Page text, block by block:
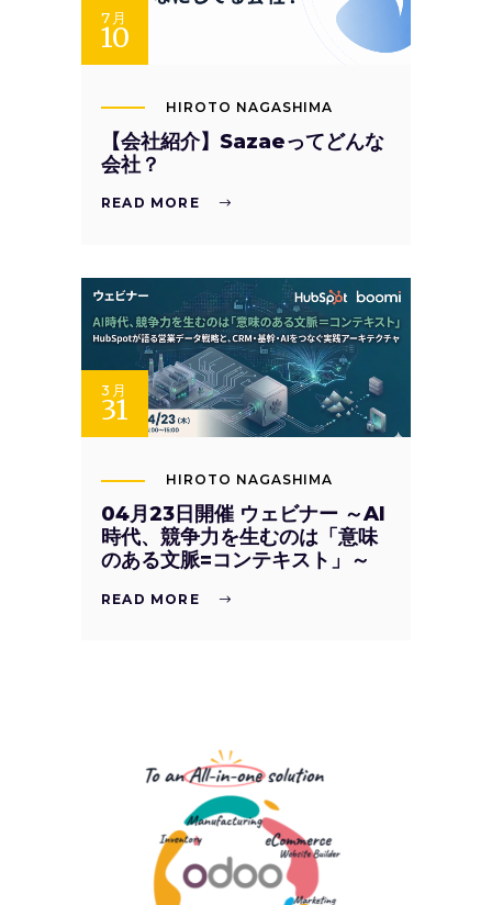
7月
10
HIROTO NAGASHIMA
【会社紹介】Sazaeってどんな
会社？
READ MORE
3月
31
HIROTO NAGASHIMA
04月23日開催 ウェビナー ～AI
時代、競争力を生むのは「意味
のある文脈=コンテキスト」～
READ MORE